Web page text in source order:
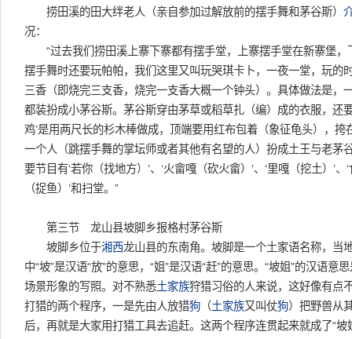
捞田溪的田大绊老人（亲自参加过解放前的摆手舞和茅谷斯）
况：
“过去我们捞田溪上寨下寨都有摆手堂，上寨摆手堂在新寨堡，
摆手舞时还要玩帕帕，我们这里又叫玩哭琪卡卜，一夜一堂，玩的
三香（即烧完三支香，烧完一支香大概一个钟头）。具体做法是，
都装扮成小茅谷斯。茅谷斯穿由茅草或稻草扎（编）成的衣服，还要
鸡’是用两尺长的杉木棒做成，顶端要用红布包着（象征龟头），
一个人（跳摆手舞的掌坛师或者其他有名望的人）扮成土王与老茅
要节目有‘若你（找地方）’、‘火畲嘎（砍火畲）’、‘里嘎（挖土）’、
（捉鱼）’和扫堂。”
第三节 龙山县坡脚乡报格村茅谷斯
坡脚乡位于湘西龙山县的东南角。坡脚是一个土家语名称，当
中“坡”是汉语“放”的意思，“姐”是汉语“赶”的意思。“坡姐”的汉语意
场景形象的写照。对不熟悉土家族狩猎习俗的人来说，这好像有点
打猎的两个程序，一是先由人放猎狗 （土家族又叫仗狗）把野兽从
后，再就是大家用打猎工具去追赶。这两个程序连贯起来就成了“